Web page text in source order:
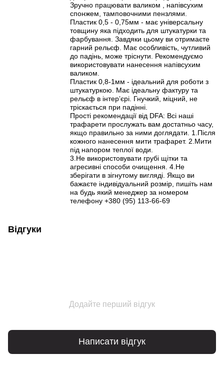
Зручно працювати валиком , напівсухим
спонжем, тамповочними пензлями.
Пластик 0,5 - 0,75мм - має універсальну
товщину яка підходить для штукатурки та
фарбування. Завдяки цьому ви отримаєте
гарний рельєф. Має особливість, чутливий
до падінь, може тріснути. Рекомендуємо
використовувати нанесення напівсухим
валиком.
Пластик 0,8-1мм - ідеальний для роботи з
штукатуркою. Має ідеальну фактуру та
рельєф в інтерʼєрі. Гнучкий, міцний, не
тріскається при падінні.
Прості рекомендації від DFA: Всі наші
трафарети прослужать вам достатньо часу,
якщо правильно за ними доглядати. 1.Після
кожного нанесення мити трафарет. 2.Мити
під напором теплої води.
3.Не використовувати грубі щітки та
агресивні способи очищення. 4.Не
зберігати в зігнутому вигляді. Якщо ви
бажаєте індивідуальний розмір, пишіть нам
на будь який менеджер за номером
телефону +380 (95) 113-66-69
Відгуки
Додайте перший відгук
Написати відгук